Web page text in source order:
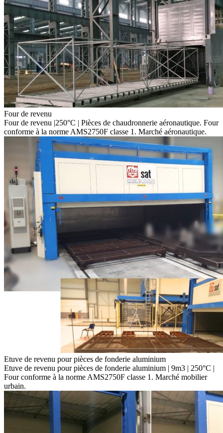
Four de revenu
Four de revenu |250°C | Pièces de chaudronnerie aéronautique. Four
conforme à la norme AMS2750F classe 1. Marché aéronautique.
Etuve de revenu pour pièces de fonderie aluminium
Etuve de revenu pour pièces de fonderie aluminium | 9m3 | 250°C |
Four conforme à la norme AMS2750F classe 1. Marché mobilier
urbain.